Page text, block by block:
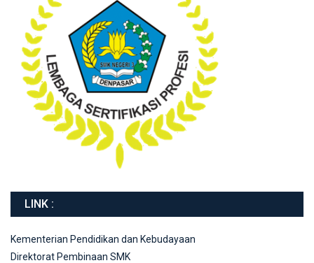
LINK :
Kementerian Pendidikan dan Kebudayaan
Direktorat Pembinaan SMK